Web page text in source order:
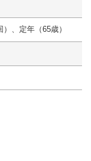
、定年（65歳）